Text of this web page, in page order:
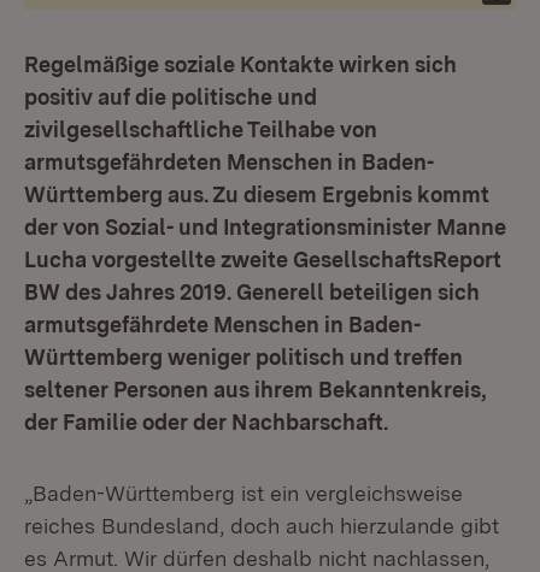
Regelmäßige soziale Kontakte wirken sich
positiv auf die politische und
zivilgesellschaftliche Teilhabe von
armutsgefährdeten Menschen in Baden-
Württemberg aus. Zu diesem Ergebnis kommt
der von Sozial- und Integrationsminister Manne
Lucha vorgestellte zweite GesellschaftsReport
BW des Jahres 2019. Generell beteiligen sich
armutsgefährdete Menschen in Baden-
Württemberg weniger politisch und treffen
seltener Personen aus ihrem Bekanntenkreis,
der Familie oder der Nachbarschaft.
„Baden-Württemberg ist ein vergleichsweise
reiches Bundesland, doch auch hierzulande gibt
es Armut. Wir dürfen deshalb nicht nachlassen,